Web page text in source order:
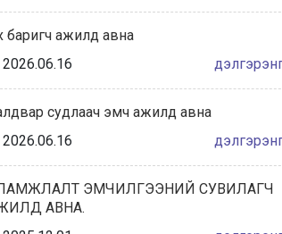
2026/05/28
“ЭХИЙН СҮҮНИЙ НӨӨЦИЙН БАНКНЫ ҮЙЛ
АЖИЛЛАГААНЫ ЖУРАМ”-Д САНАЛ
АВАХ ХЭЛЭЛЦҮҮЛЭГТ ОР...
баригч ажилд авна
2026.06.16
судлаач эмч ажилд авна
2026.06.16
ЭМЧИЛГЭЭНИЙ СУВИЛАГЧ
АВНА.